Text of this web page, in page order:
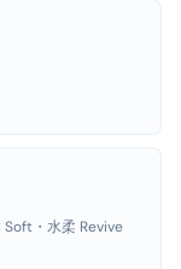
・水柔 Revive